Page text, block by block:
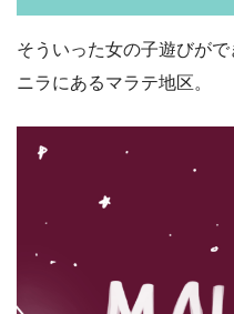
そういった女の子遊びが
ニラにあるマラテ地区。